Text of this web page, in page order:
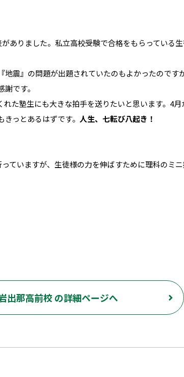
ありました。私立高校受験で合格をもらっている
震』の問題が出題されていたのもよかったのです
です。
た塾生にも大きな拍手を送りたいと思います。4
っとあるはずです。 人生、七転び八起き！
ていますが、生徒様の力を伸ばすために理科のミ
出那高前校 の詳細ページへ